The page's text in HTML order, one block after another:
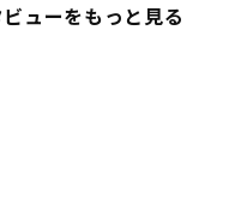
ューをもっと見る